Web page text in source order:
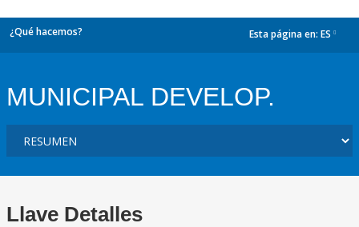
¿Qué hacemos? Esta página en: ES
MUNICIPAL DEVELOP.
Llave Detalles